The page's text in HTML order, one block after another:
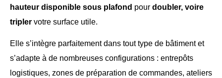
hauteur disponible sous plafond pour doubler, voire
tripler votre surface utile.
Elle s’intègre parfaitement dans tout type de bâtiment et
s’adapte à de nombreuses configurations : entrepôts
logistiques, zones de préparation de commandes, ateliers